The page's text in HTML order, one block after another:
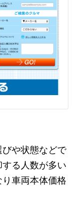
や状態などで
る人数が多い
車両本体価格